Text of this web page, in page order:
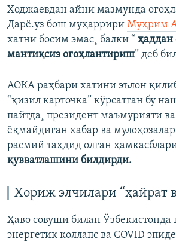
Ходжаевдан айни мазмунда
Дарë.уз бош муҳаррири Муҳрим
хатни босим эмас¸ балки “ ҳаддан
мантиқсиз огоҳлантириш” деб
АОКА раҳбари хатини эълон
“қизил карточка” кўрсатган бу
пайтда¸ президент маъмурияти
ëқмайдиган хабар ва
расмий таҳдид олган
қувватлашини билдирди.
Хориж элчилари “ҳайрат
Ҳаво совуши билан Ўзбекистонда
энергетик коллапс ва COVID